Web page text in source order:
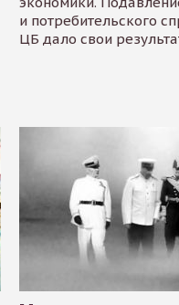
и потребительского
ЦБ дало свои